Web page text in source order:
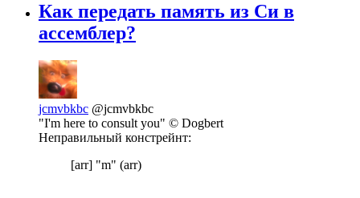
Как передать память из Си в
ассемблер?
jcmvbkbc @jcmvbkbc
"I'm here to consult you" © Dogbert
Неправильный констрейнт:
[arr] "m" (arr)